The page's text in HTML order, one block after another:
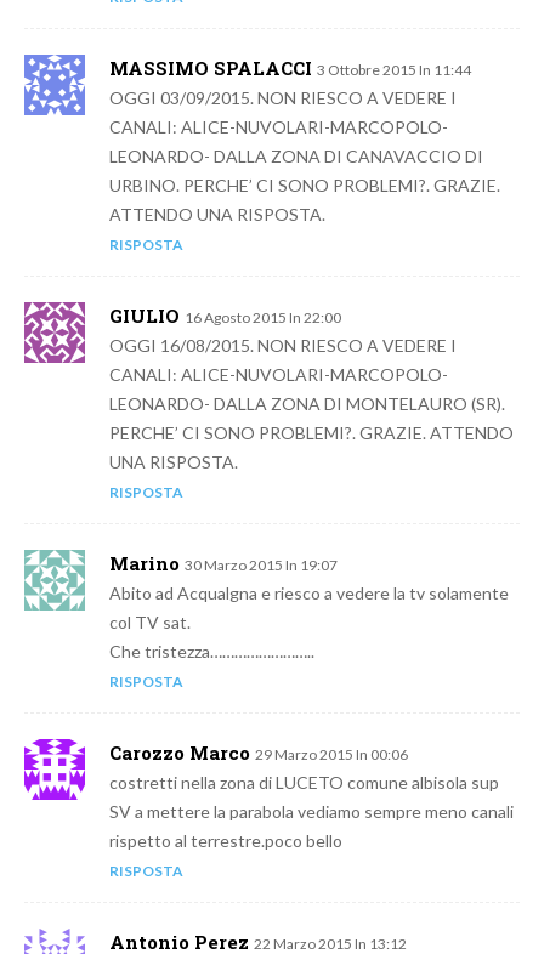
MASSIMO SPALACCI 3 Ottobre 2015 In 11:44
OGGI 03/09/2015. NON RIESCO A VEDERE I
CANALI: ALICE-NUVOLARI-MARCOPOLO-
LEONARDO- DALLA ZONA DI CANAVACCIO DI
URBINO. PERCHE’ CI SONO PROBLEMI?. GRAZIE.
ATTENDO UNA RISPOSTA.
RISPOSTA
GIULIO 16 Agosto 2015 In 22:00
OGGI 16/08/2015. NON RIESCO A VEDERE I
CANALI: ALICE-NUVOLARI-MARCOPOLO-
LEONARDO- DALLA ZONA DI MONTELAURO (SR).
PERCHE’ CI SONO PROBLEMI?. GRAZIE. ATTENDO
UNA RISPOSTA.
RISPOSTA
Marino 30 Marzo 2015 In 19:07
Abito ad Acqualgna e riesco a vedere la tv solamente
col TV sat.
Che tristezza……………………..
RISPOSTA
Carozzo Marco 29 Marzo 2015 In 00:06
costretti nella zona di LUCETO comune albisola sup
SV a mettere la parabola vediamo sempre meno canali
rispetto al terrestre.poco bello
RISPOSTA
Antonio Perez 22 Marzo 2015 In 13:12